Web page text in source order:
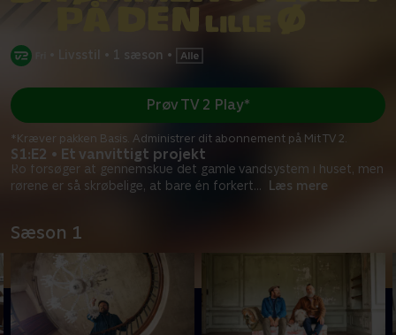
Livsstil • 1 sæson •
S1:E2 • Et vanvittigt projekt
Ro forsøger at gennemskue det gamle vandsystem i huset, men
rørene er så skrøbelige, at bare én forkert... Læs mere
Prøv TV 2 Play*
*Kræver pakken Basis. Administrer dit abonnement på Mit TV 2.
Sæson 1